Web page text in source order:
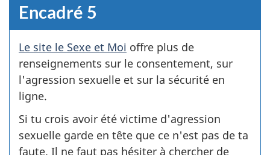
Encadré 5
Le site le Sexe et Moi offre plus de
renseignements sur le consentement, sur
l'agression sexuelle et sur la sécurité en
ligne.
Si tu crois avoir été victime d'agression
sexuelle garde en tête que ce n'est pas de ta
faute. Il ne faut pas hésiter à chercher de